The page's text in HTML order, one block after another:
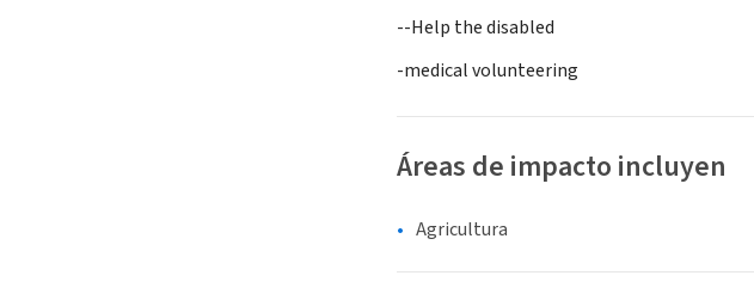
--Help the disabled
-medical volunteering
Áreas de impacto incluyen
Agricultura